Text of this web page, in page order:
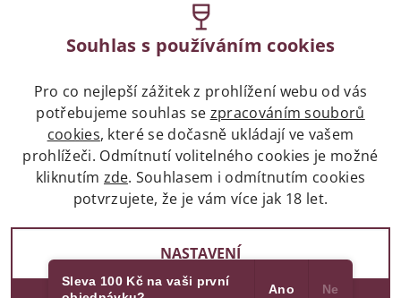
Legislativa
Zákaz prodeje alkoholických nápojů osobám
mladších 18 let.
Naše služby
Souhlas s používáním cookies
Pro co nejlepší zážitek z prohlížení webu od vás
potřebujeme souhlas se zpracováním souborů
cookies, které se dočasně ukládají ve vašem
prohlížeči. Odmítnutí volitelného cookies je možné
kliknutím zde. Souhlasem i odmítnutím cookies
potvrzujete, že je vám více jak 18 let.
NASTAVENÍ
Sleva 100 Kč na vaši první
Ano Ne